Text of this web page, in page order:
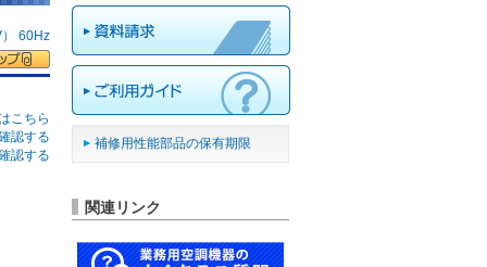
60Hz
こちら
認する
認する
補修用性能部品の保有期限
関連リンク